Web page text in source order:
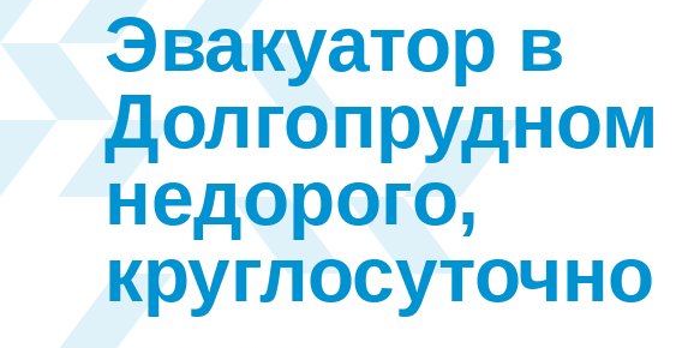
Эвакуатор в
Долгопрудном
недорого,
круглосуточно